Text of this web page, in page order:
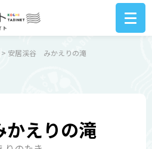
> 安居渓谷 みかえりの滝
えりの滝